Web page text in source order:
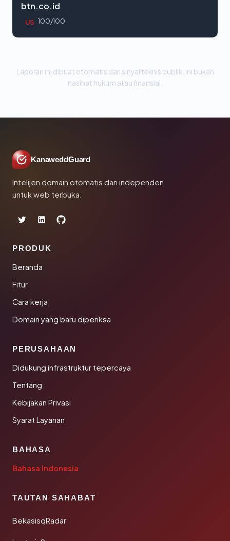
btn.co.id
US 100/100
Laporan ini dibuat otomatis dari sinyal teknis publik. Ini bukan
nasihat hukum atau finansial.
KanaweddGuard
Intelijen domain otomatis dan independen
untuk web terbuka.
PRODUK
Beranda
Fitur
Cara kerja
Domain yang baru diperiksa
PERUSAHAAN
Didukung infrastruktur tepercaya
Tentang
Kebijakan Privasi
Syarat Layanan
BAHASA
Bahasa Indonesia
TAUTAN SAHABAT
BekasisqRadar